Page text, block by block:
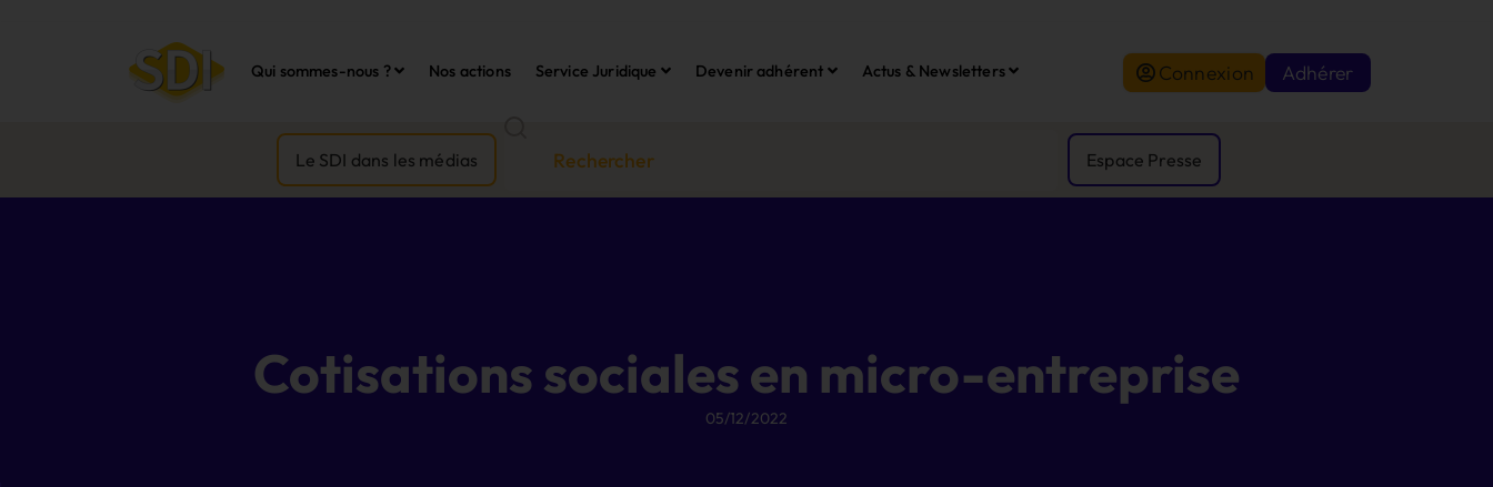
Qui sommes-nous ? Nos actions Service Juridique Devenir adhérent Actus & Newsletters Connexion Adhérer
Le SDI dans les médias Espace Presse
Cotisations sociales en micro-entreprise
05/12/2022